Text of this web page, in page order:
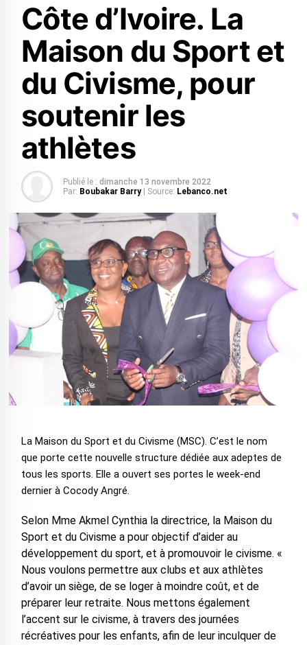
Côte d’Ivoire. La
Maison du Sport et
du Civisme, pour
soutenir les
athlètes
Publié le : dimanche 13 novembre 2022
Par: Boubakar Barry | Source: Lebanco.net
La Maison du Sport et du Civisme (MSC). C’est le nom
que porte cette nouvelle structure dédiée aux adeptes de
tous les sports. Elle a ouvert ses portes le week-end
dernier à Cocody Angré.
Selon Mme Akmel Cynthia la directrice, la Maison du
Sport et du Civisme a pour objectif d’aider au
développement du sport, et à promouvoir le civisme. «
Nous voulons permettre aux clubs et aux athlètes
d’avoir un siège, de se loger à moindre coût, et de
préparer leur retraite. Nous mettons également
l’accent sur le civisme, à travers des journées
récréatives pour les enfants, afin de leur inculquer de